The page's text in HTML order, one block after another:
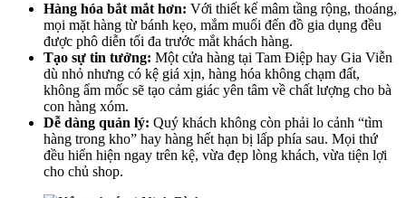
Hàng hóa bắt mắt hơn: Với thiết kế mâm tầng rộng, thoáng,
mọi mặt hàng từ bánh kẹo, mắm muối đến đồ gia dụng đều
được phô diễn tối đa trước mắt khách hàng.
Tạo sự tin tưởng: Một cửa hàng tại Tam Điệp hay Gia Viễn
dù nhỏ nhưng có kệ giá xịn, hàng hóa không chạm đất,
không ẩm mốc sẽ tạo cảm giác yên tâm về chất lượng cho bà
con hàng xóm.
Dễ dàng quản lý: Quý khách không còn phải lo cảnh “tìm
hàng trong kho” hay hàng hết hạn bị lấp phía sau. Mọi thứ
đều hiển hiện ngay trên kệ, vừa đẹp lòng khách, vừa tiện lợi
cho chủ shop.